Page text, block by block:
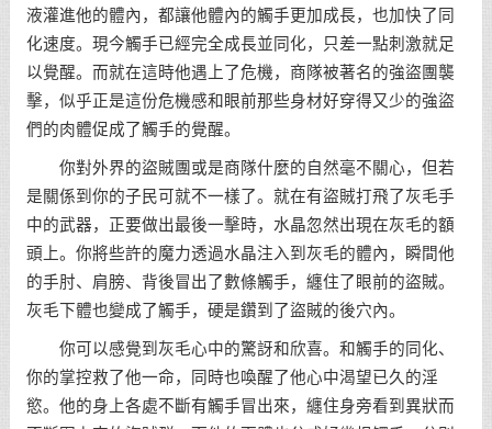
液灌進他的體內，都讓他體內的觸手更加成長，也加快了同
化速度。現今觸手已經完全成長並同化，只差一點刺激就足
以覺醒。而就在這時他遇上了危機，商隊被著名的強盜團襲
擊，似乎正是這份危機感和眼前那些身材好穿得又少的強盜
們的肉體促成了觸手的覺醒。
你對外界的盜賊團或是商隊什麼的自然毫不關心，但若
是關係到你的子民可就不一樣了。就在有盜賊打飛了灰毛手
中的武器，正要做出最後一擊時，水晶忽然出現在灰毛的額
頭上。你將些許的魔力透過水晶注入到灰毛的體內，瞬間他
的手肘、肩膀、背後冒出了數條觸手，纏住了眼前的盜賊。
灰毛下體也變成了觸手，硬是鑽到了盜賊的後穴內。
你可以感覺到灰毛心中的驚訝和欣喜。和觸手的同化、
你的掌控救了他一命，同時也喚醒了他心中渴望已久的淫
慾。他的身上各處不斷有觸手冒出來，纏住身旁看到異狀而